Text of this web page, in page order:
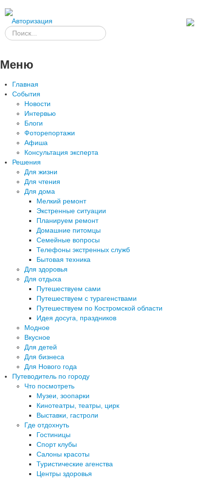
Авторизация
Меню
Главная
События
Новости
Интервью
Блоги
Фоторепортажи
Афиша
Консультация эксперта
Решения
Для жизни
Для чтения
Для дома
Мелкий ремонт
Экстренные ситуации
Планируем ремонт
Домашние питомцы
Семейные вопросы
Телефоны экстренных служб
Бытовая техника
Для здоровья
Для отдыха
Путешествуем сами
Путешествуем с турагенствами
Путешествуем по Костромской области
Идея досуга, праздников
Модное
Вкусное
Для детей
Для бизнеса
Для Нового года
Путеводитель по городу
Что посмотреть
Музеи, зоопарки
Кинотеатры, театры, цирк
Выставки, гастроли
Где отдохнуть
Гостиницы
Спорт клубы
Салоны красоты
Туристические агенства
Центры здоровья